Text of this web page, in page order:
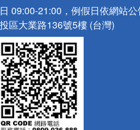
09:00-21:00，例假日依網站
區大業路136號5樓 (台灣)